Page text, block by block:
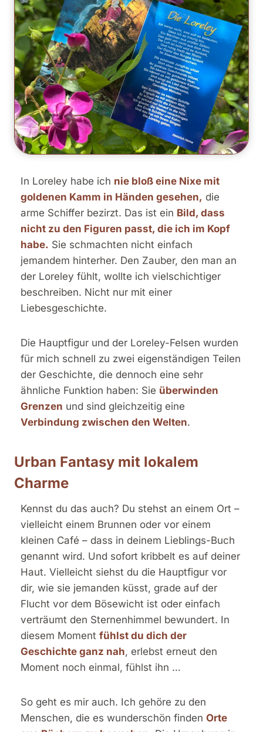
In Loreley habe ich nie bloß eine Nixe mit
goldenen Kamm in Händen gesehen, die
arme Schiffer bezirzt. Das ist ein Bild, dass
nicht zu den Figuren passt, die ich im Kopf
habe. Sie schmachten nicht einfach
jemandem hinterher. Den Zauber, den man an
der Loreley fühlt, wollte ich vielschichtiger
beschreiben. Nicht nur mit einer
Liebesgeschichte.
Die Hauptfigur und der Loreley-Felsen wurden
für mich schnell zu zwei eigenständigen Teilen
der Geschichte, die dennoch eine sehr
ähnliche Funktion haben: Sie überwinden
Grenzen und sind gleichzeitig eine
Verbindung zwischen den Welten.
Urban Fantasy mit lokalem
Charme
Kennst du das auch? Du stehst an einem Ort –
vielleicht einem Brunnen oder vor einem
kleinen Café – dass in deinem Lieblings-Buch
genannt wird. Und sofort kribbelt es auf deiner
Haut. Vielleicht siehst du die Hauptfigur vor
dir, wie sie jemanden küsst, grade auf der
Flucht vor dem Bösewicht ist oder einfach
verträumt den Sternenhimmel bewundert. In
diesem Moment fühlst du dich der
Geschichte ganz nah, erlebst erneut den
Moment noch einmal, fühlst ihn …
So geht es mir auch. Ich gehöre zu den
Menschen, die es wunderschön finden Orte